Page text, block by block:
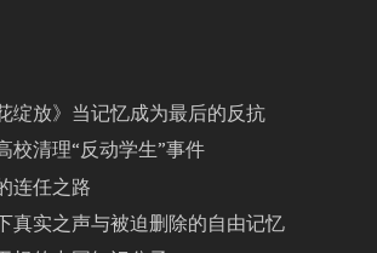
绽放》当记忆成为最后的反抗
校清理“反动学生”事件
连任之路
真实之声与被迫删除的自由记忆